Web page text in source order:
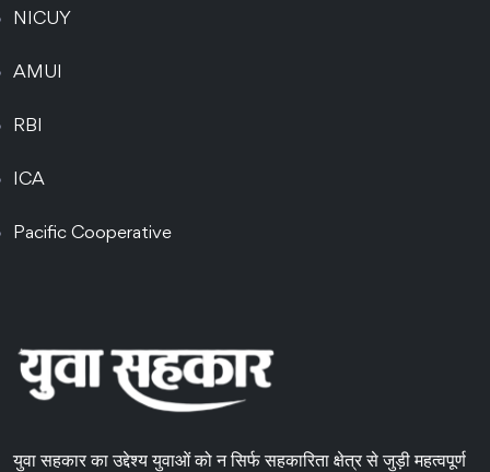
NICUY
AMUI
RBI
ICA
Pacific Cooperative
युवा सहकार का उद्देश्य युवाओं को न सिर्फ सहकारिता क्षेत्र से जुड़ी महत्वपूर्ण